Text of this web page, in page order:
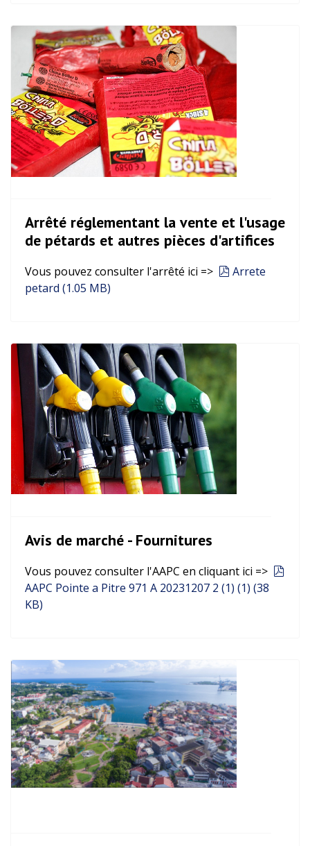
Arrêté réglementant la vente et l'usage
de pétards et autres pièces d'artifices
Vous pouvez consulter l'arrêté ici => pdf
Arrete
petard (1.05 MB)
Avis de marché - Fournitures
Vous pouvez consulter l'AAPC en cliquant ici =>
pdf
AAPC Pointe a Pitre 971 A 20231207 2 (1) (1) (38
KB)